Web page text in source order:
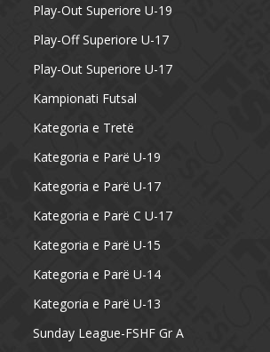
Play-Out Superiore U-19
Play-Off Superiore U-17
Play-Out Superiore U-17
Kampionati Futsal
Kategoria e Tretë
Kategoria e Parë U-19
Kategoria e Parë U-17
Kategoria e Parë C U-17
Kategoria e Parë U-15
Kategoria e Parë U-14
Kategoria e Parë U-13
Sunday League-FSHF Gr A